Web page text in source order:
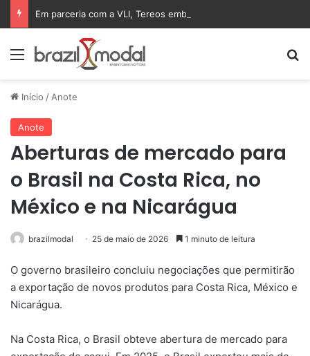
Menu
Início /Anote
Anote
Aberturas de mercado para
o Brasil na Costa Rica, no
México e na Nicarágua
brazilmodal 25 de maio de 2026 1 minuto de leitura
O governo brasileiro concluiu negociações que permitirão
a exportação de novos produtos para Costa Rica, México e
Nicarágua.
Na Costa Rica, o Brasil obteve abertura de mercado para